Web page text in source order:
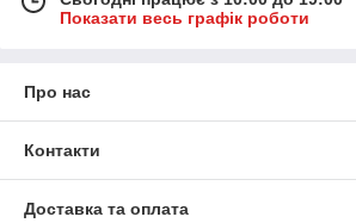
Показати весь графік роботи
Про нас
Контакти
Доставка та оплата